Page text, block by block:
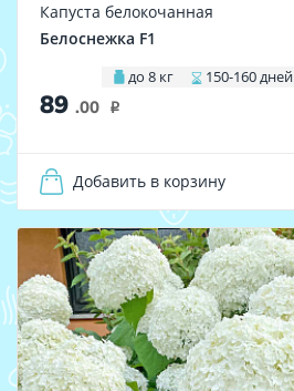
Капуста белокочанная
Белоснежка F1
до 8 кг 150-160 дней
89 .00 i
Добавить в корзину